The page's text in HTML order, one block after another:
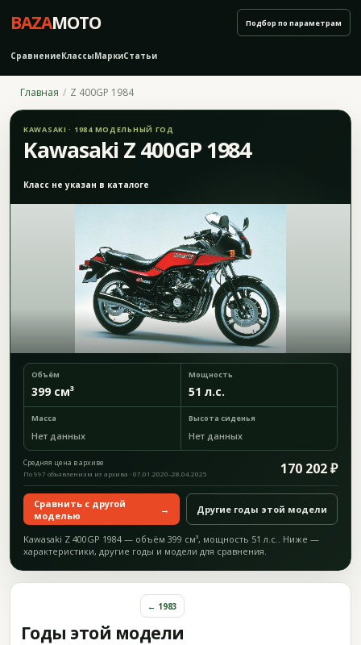
BAZAMOTO
СравнениеКлассыМаркиСтатьи
Подбор по параметрам
Главная Z 400GP 1984
KAWASAKI · 1984 МОДЕЛЬНЫЙ ГОД
Kawasaki Z 400GP 1984
Класс не указан в каталоге
Объём
399 см³
Мощность
51 л.с.
Масса
Нет данных
Высота сиденья
Нет данных
Средняя цена в архиве 170 202 ₽
По 997 объявлениям из архива · 07.01.2020–28.04.2025
Сравнить с другой
моделью
→ Другие годы этой модели
Kawasaki Z 400GP 1984 — объём 399 см³, мощность 51 л.с.. Ниже —
характеристики, другие годы и модели для сравнения.
Годы этой модели
← 1983